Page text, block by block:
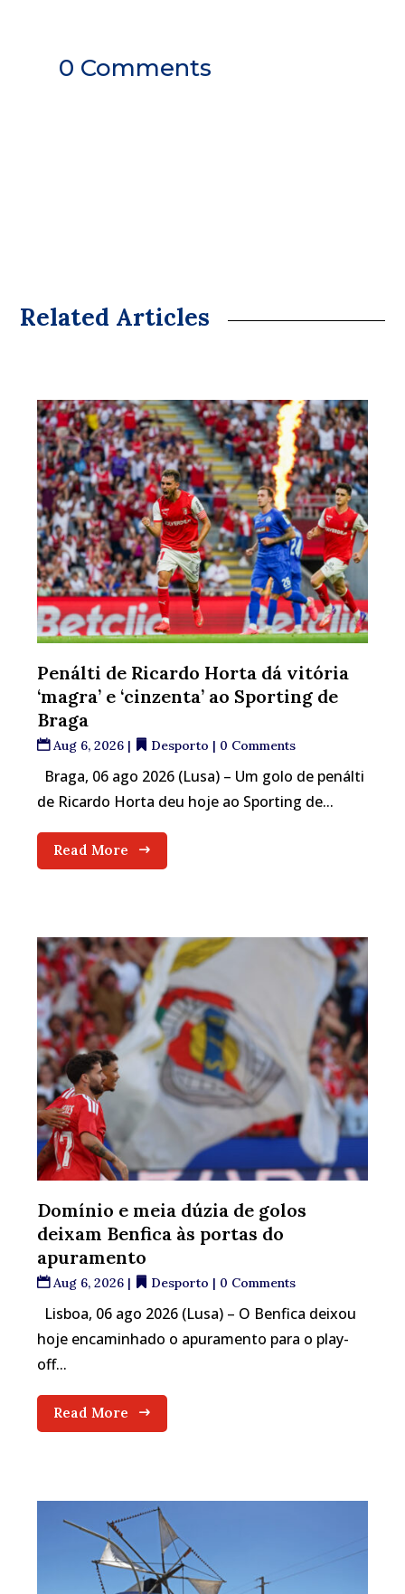
0 Comments
Related Articles
Penálti de Ricardo Horta dá vitória
‘magra’ e ‘cinzenta’ ao Sporting de
Braga
Aug 6, 2026 | Desporto | 0 Comments
Braga, 06 ago 2026 (Lusa) – Um golo de penálti
de Ricardo Horta deu hoje ao Sporting de...
Read More
Domínio e meia dúzia de golos
deixam Benfica às portas do
apuramento
Aug 6, 2026 | Desporto | 0 Comments
Lisboa, 06 ago 2026 (Lusa) – O Benfica deixou
hoje encaminhado o apuramento para o play-
off...
Read More